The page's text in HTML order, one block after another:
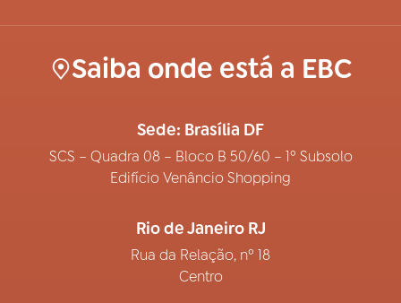
Saiba onde está a EBC
Sede: Brasília DF
SCS – Quadra 08 – Bloco B 50/60 – 1º Subsolo
Edifício Venâncio Shopping
Rio de Janeiro RJ
Rua da Relação, nº 18
Centro